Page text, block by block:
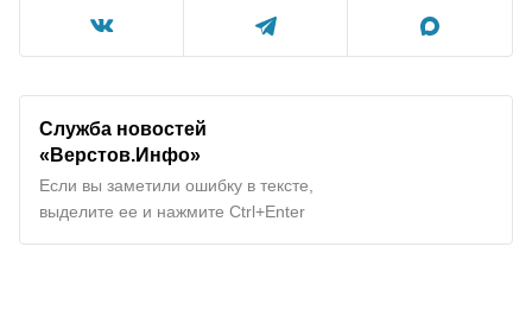
Служба новостей
«Верстов.Инфо»
Если вы заметили ошибку в тексте,
выделите ее и нажмите Ctrl+Enter